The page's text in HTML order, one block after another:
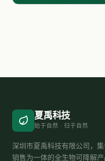
夏禹科技
始于自然 · 归于自然
深圳市夏禹科技有限公司，集
销售为一体的全生物可降解